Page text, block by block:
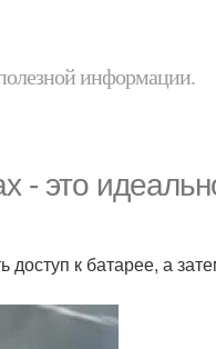
информации.
- это
к батарее, а